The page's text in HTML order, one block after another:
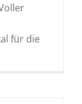
für die